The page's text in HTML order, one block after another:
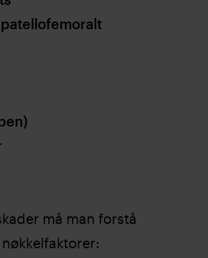
må man forstå